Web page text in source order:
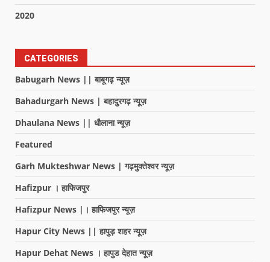
2020
CATEGORIES
Babugarh News || बाबूगढ़ न्यूज़
Bahadurgarh News | बहादुरगढ़ न्यूज़
Dhaulana News || धौलाना न्यूज़
Featured
Garh Mukteshwar News | गढ़मुक्तेश्वर न्यूज़
Hafizpur । हाफिजपुर
Hafizpur News |। हाफिजपुर न्यूज़
Hapur City News || हापुड़ शहर न्यूज़
Hapur Dehat News । हापुड देहात न्यूज़